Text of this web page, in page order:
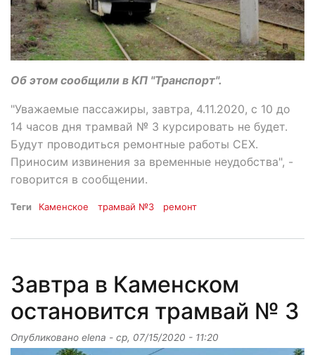
Об этом сообщили в КП "Транспорт".
"Уважаемые пассажиры, завтра, 4.11.2020, с 10 до
14 часов дня трамвай № 3 курсировать не будет.
Будут проводиться ремонтные работы СЕХ.
Приносим извинения за временные неудобства", -
говорится в сообщении.
Теги Каменское трамвай №3 ремонт
Завтра в Каменском
остановится трамвай № 3
Опубликовано elena - ср, 07/15/2020 - 11:20